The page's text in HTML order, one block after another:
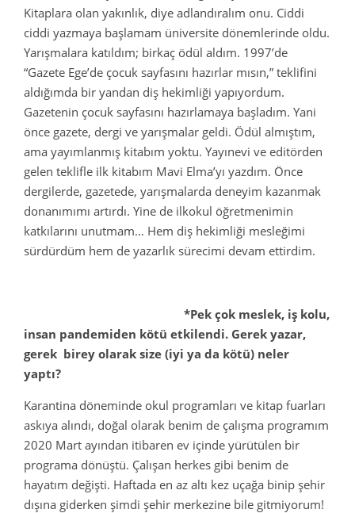
Kitaplara olan yakınlık, diye adlandıralım onu. Ciddi
ciddi yazmaya başlamam üniversite dönemlerinde oldu.
Yarışmalara katıldım; birkaç ödül aldım. 1997’de
“Gazete Ege’de çocuk sayfasını hazırlar mısın,” teklifini
aldığımda bir yandan diş hekimliği yapıyordum.
Gazetenin çocuk sayfasını hazırlamaya başladım. Yani
önce gazete, dergi ve yarışmalar geldi. Ödül almıştım,
ama yayımlanmış kitabım yoktu. Yayınevi ve editörden
gelen teklifle ilk kitabım Mavi Elma’yı yazdım. Önce
dergilerde, gazetede, yarışmalarda deneyim kazanmak
donanımımı artırdı. Yine de ilkokul öğretmenimin
katkılarını unutmam… Hem diş hekimliği mesleğimi
sürdürdüm hem de yazarlık sürecimi devam ettirdim.
*Pek çok meslek, iş kolu,
insan pandemiden kötü etkilendi. Gerek yazar,
gerek birey olarak size (iyi ya da kötü) neler
yaptı?
Karantina döneminde okul programları ve kitap fuarları
askıya alındı, doğal olarak benim de çalışma programım
2020 Mart ayından itibaren ev içinde yürütülen bir
programa dönüştü. Çalışan herkes gibi benim de
hayatım değişti. Haftada en az altı kez uçağa binip şehir
dışına giderken şimdi şehir merkezine bile gitmiyorum!